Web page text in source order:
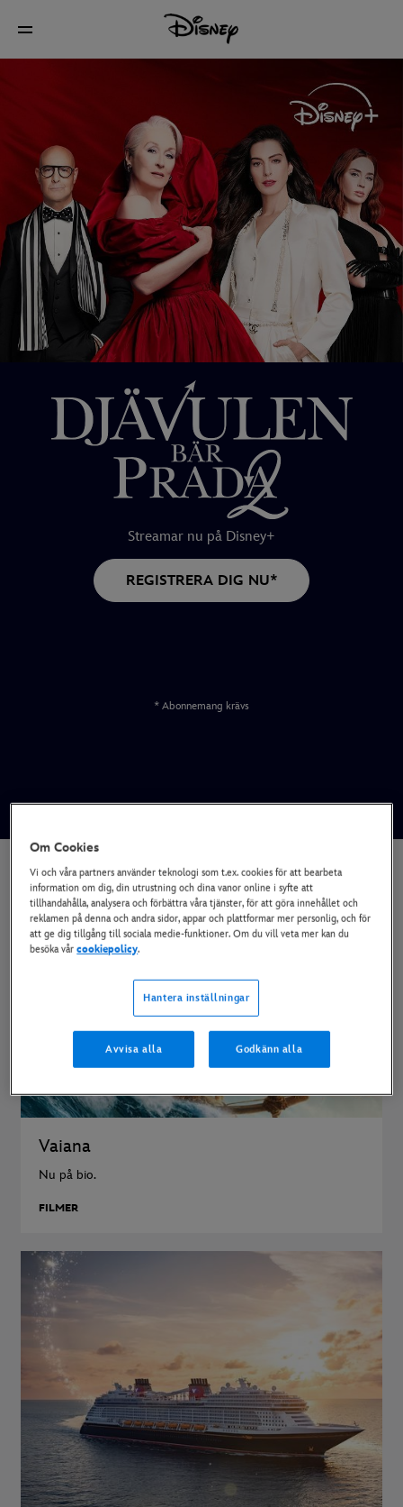
Streamar nu på Disney+
REGISTRERA DIG NU*
* Abonnemang krävs
Vaiana
Nu på bio.
FILMER
Om Cookies
Vi och våra partners använder teknologi som t.ex. cookies för att bearbeta
information om dig, din utrustning och dina vanor online i syfte att
tillhandahålla, analysera och förbättra våra tjänster, för att göra innehållet och
reklamen på denna och andra sidor, appar och plattformar mer personlig, och för
att ge dig tillgång till sociala medie-funktioner. Om du vill veta mer kan du
besöka vårcookiepolicy.
Hantera inställningar
Avvisa alla Godkänn alla